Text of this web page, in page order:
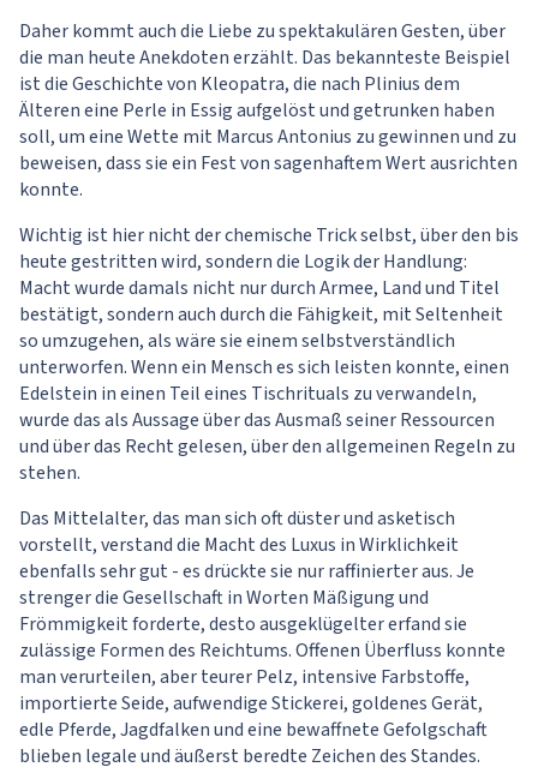
Daher kommt auch die Liebe zu spektakulären Gesten, über
die man heute Anekdoten erzählt. Das bekannteste Beispiel
ist die Geschichte von Kleopatra, die nach Plinius dem
Älteren eine Perle in Essig aufgelöst und getrunken haben
soll, um eine Wette mit Marcus Antonius zu gewinnen und zu
beweisen, dass sie ein Fest von sagenhaftem Wert ausrichten
konnte.
Wichtig ist hier nicht der chemische Trick selbst, über den bis
heute gestritten wird, sondern die Logik der Handlung:
Macht wurde damals nicht nur durch Armee, Land und Titel
bestätigt, sondern auch durch die Fähigkeit, mit Seltenheit
so umzugehen, als wäre sie einem selbstverständlich
unterworfen. Wenn ein Mensch es sich leisten konnte, einen
Edelstein in einen Teil eines Tischrituals zu verwandeln,
wurde das als Aussage über das Ausmaß seiner Ressourcen
und über das Recht gelesen, über den allgemeinen Regeln zu
stehen.
Das Mittelalter, das man sich oft düster und asketisch
vorstellt, verstand die Macht des Luxus in Wirklichkeit
ebenfalls sehr gut - es drückte sie nur raffinierter aus. Je
strenger die Gesellschaft in Worten Mäßigung und
Frömmigkeit forderte, desto ausgeklügelter erfand sie
zulässige Formen des Reichtums. Offenen Überfluss konnte
man verurteilen, aber teurer Pelz, intensive Farbstoffe,
importierte Seide, aufwendige Stickerei, goldenes Gerät,
edle Pferde, Jagdfalken und eine bewaffnete Gefolgschaft
blieben legale und äußerst beredte Zeichen des Standes.